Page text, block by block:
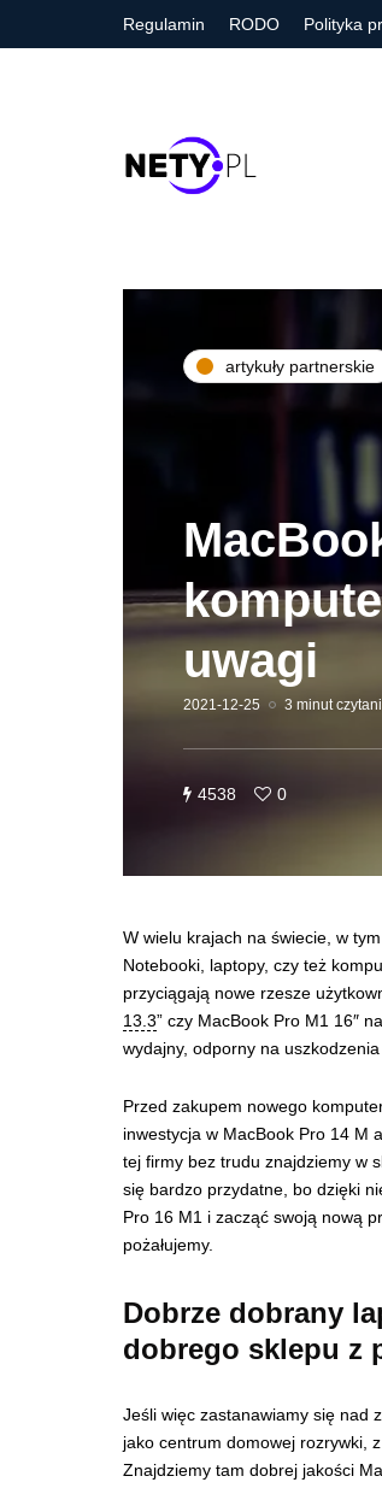
Regulamin RODO Polityka
artykuły partnerskie
uwagi
2021-12-25 3 minut
4538 0
W wielu krajach na świecie, w
Notebooki, laptopy, czy też
przyciągają nowe rzesze
13.3” czy MacBook Pro M1 16″
wydajny, odporny na
Przed zakupem nowego
inwestycja w MacBook Pro 14 M
tej firmy bez trudu znajdziemy w
się bardzo przydatne, bo dzięki
Pro 16 M1 i zacząć swoją nową
pożałujemy.
Dobrze dobrany
dobrego sklepu z
Jeśli więc zastanawiamy się nad
jako centrum domowej rozrywki,
Znajdziemy tam dobrej jakości